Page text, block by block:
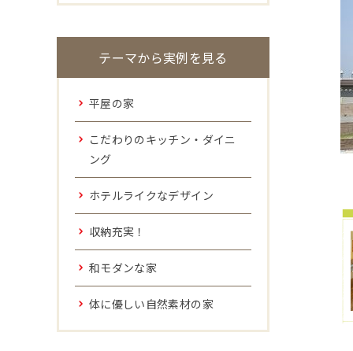
テーマから実例を見る
平屋の家
こだわりのキッチン・ダイニ
ング
ホテルライクなデザイン
収納充実！
和モダンな家
体に優しい自然素材の家